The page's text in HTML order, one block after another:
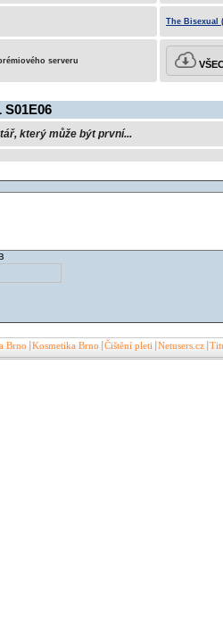
The Bisexual
serveru
S01E06
který může být první...
Brno Kosmetika Brno Čištění pleti Netusers.cz